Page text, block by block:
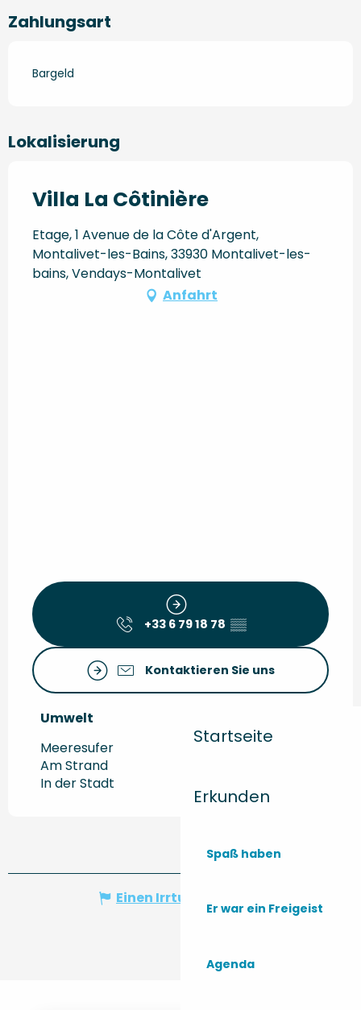
Startseite
Erkunden
Spaß haben
Er war ein Freigeist
Agenda
Zahlungsart
Bargeld
Lokalisierung
Villa La Côtinière
Etage, 1 Avenue de la Côte d'Argent,
Montalivet-les-Bains, 33930 Montalivet-les-
bains, Vendays-Montalivet
Anfahrt
+33 6 79 18 78 ▒▒
Kontaktieren Sie uns
Umwelt
Umwelt
Meeresufer
Am Strand
In der Stadt
Einen Irrtum angeben